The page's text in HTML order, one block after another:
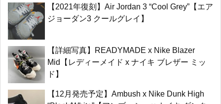
【2021年復刻】Air Jordan 3 “Cool Grey”【エア
ジョーダン3 クールグレイ】
【詳細写真】READYMADE x Nike Blazer
Mid【レディーメイド x ナイキ ブレザー ミッ
ド】
【12月発売予定】Ambush x Nike Dunk High